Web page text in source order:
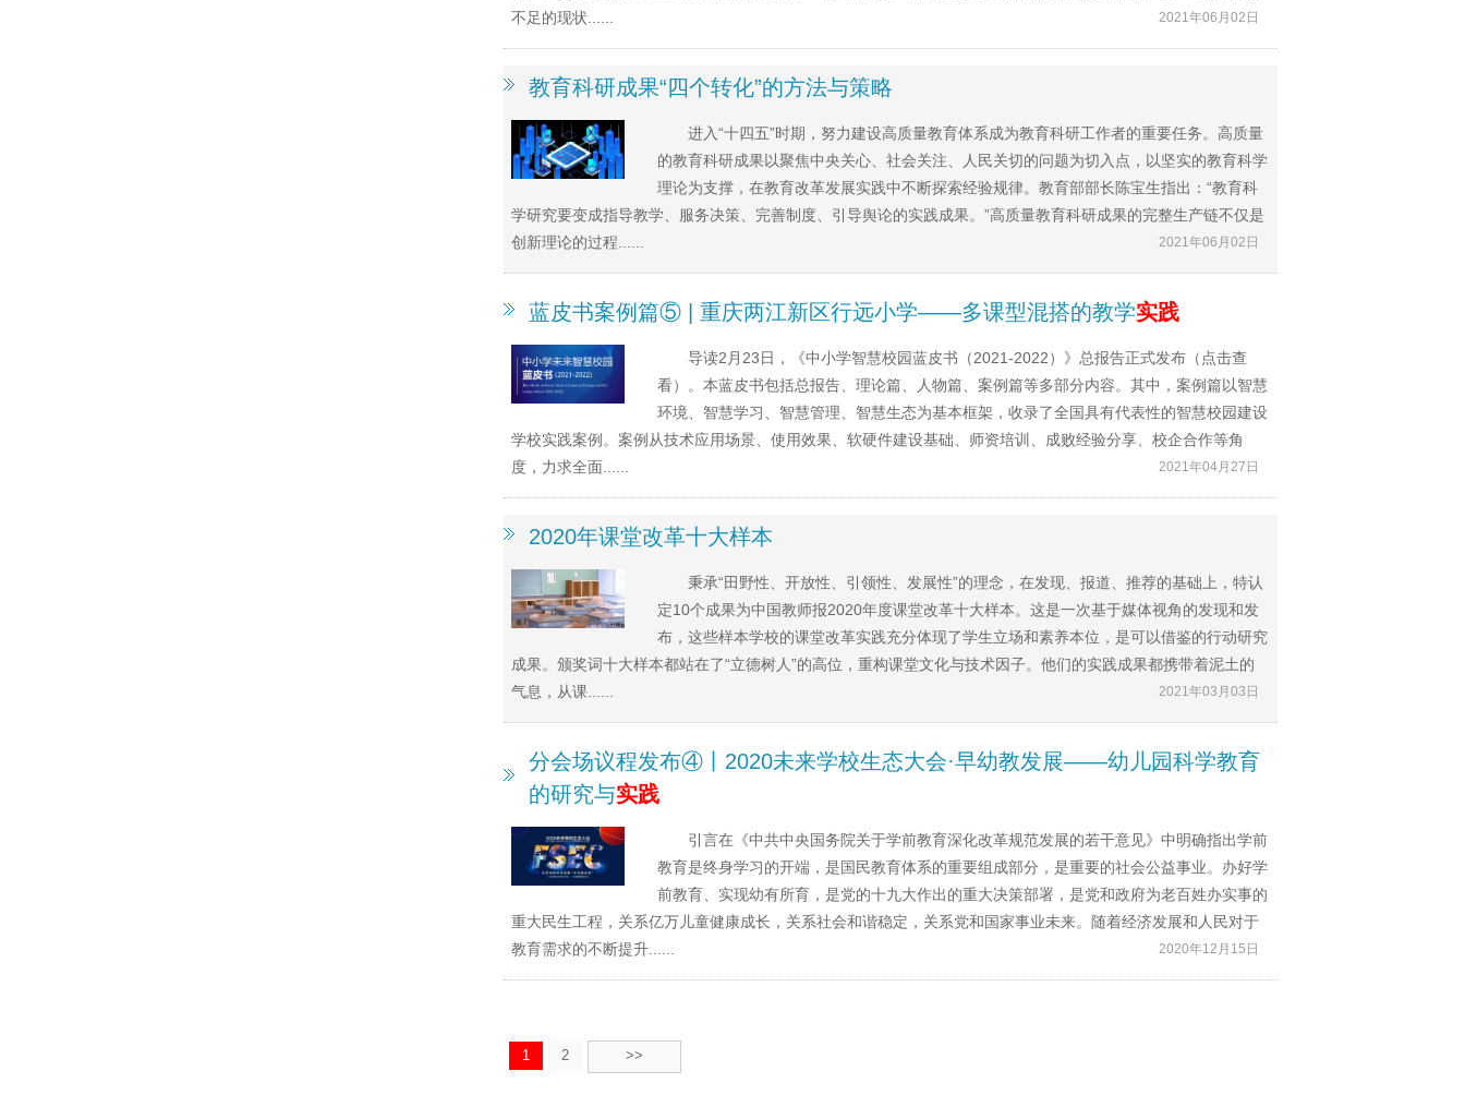
不足的现状......
2021年06月02日
教育科研成果“四个转化”的方法与策略
进入“十四五”时期，努力建设高质量教育体系成为教育科研工作者的重要任务。高质量
的教育科研成果以聚焦中央关心、社会关注、人民关切的问题为切入点，以坚实的教育科学
理论为支撑，在教育改革发展实践中不断探索经验规律。教育部部长陈宝生指出：“教育科
学研究要变成指导教学、服务决策、完善制度、引导舆论的实践成果。”高质量教育科研成果的完整生产链不仅是
创新理论的过程......
2021年06月02日
蓝皮书案例篇⑤ | 重庆两江新区行远小学——多课型混搭的教学实践
导读2月23日，《中小学智慧校园蓝皮书（2021-2022）》总报告正式发布（点击查
看）。本蓝皮书包括总报告、理论篇、人物篇、案例篇等多部分内容。其中，案例篇以智慧
环境、智慧学习、智慧管理、智慧生态为基本框架，收录了全国具有代表性的智慧校园建设
学校实践案例。案例从技术应用场景、使用效果、软硬件建设基础、师资培训、成败经验分享、校企合作等角
度，力求全面......
2021年04月27日
2020年课堂改革十大样本
秉承“田野性、开放性、引领性、发展性”的理念，在发现、报道、推荐的基础上，特认
定10个成果为中国教师报2020年度课堂改革十大样本。这是一次基于媒体视角的发现和发
布，这些样本学校的课堂改革实践充分体现了学生立场和素养本位，是可以借鉴的行动研究
成果。颁奖词十大样本都站在了“立德树人”的高位，重构课堂文化与技术因子。他们的实践成果都携带着泥土的
气息，从课......
2021年03月03日
分会场议程发布④丨2020未来学校生态大会·早幼教发展——幼儿园科学教育
的研究与实践
引言在《中共中央国务院关于学前教育深化改革规范发展的若干意见》中明确指出学前
教育是终身学习的开端，是国民教育体系的重要组成部分，是重要的社会公益事业。办好学
前教育、实现幼有所育，是党的十九大作出的重大决策部署，是党和政府为老百姓办实事的
重大民生工程，关系亿万儿童健康成长，关系社会和谐稳定，关系党和国家事业未来。随着经济发展和人民对于
教育需求的不断提升......
2020年12月15日
1 2 >>